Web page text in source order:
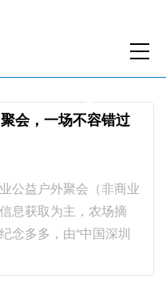
会，一场不容错过
公益户外聚会（非商业
息获取为主，农场摘
念多多，由“中国深圳